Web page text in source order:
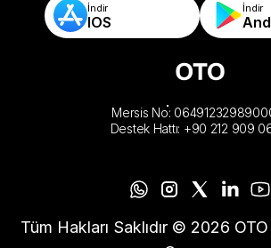
İndir
IOS
İndir
Mersis No:
Destek Hattı: +90 212 909
Tüm Hakları Saklıdır © 2026